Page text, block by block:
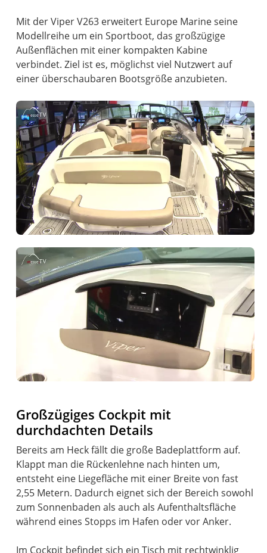
Mit der Viper V263 erweitert Europe Marine seine
Modellreihe um ein Sportboot, das großzügige
Außenflächen mit einer kompakten Kabine
verbindet. Ziel ist es, möglichst viel Nutzwert auf
einer überschaubaren Bootsgröße anzubieten.
Großzügiges Cockpit mit
durchdachten Details
Bereits am Heck fällt die große Badeplattform auf.
Klappt man die Rückenlehne nach hinten um,
entsteht eine Liegefläche mit einer Breite von fast
2,55 Metern. Dadurch eignet sich der Bereich sowohl
zum Sonnenbaden als auch als Aufenthaltsfläche
während eines Stopps im Hafen oder vor Anker.
Im Cockpit befindet sich ein Tisch mit rechtwinklig